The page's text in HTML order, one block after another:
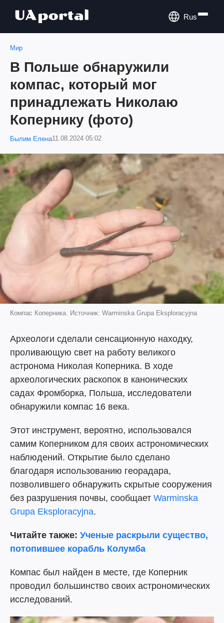
Rus
Мир
В Польше обнаружили
компас, который мог
принадлежать Николаю
Копернику (фото)
Былим Елена11.08.2024 05:02
Компас Коперника. Источник: Warminska Grupa Eksploracyjna
Археологи сделали сенсационную находку,
проливающую свет на работу великого
астронома Николая Коперника. В ходе
археологических раскопок в канонических
садах Фромборка, Польша, исследователи
обнаружили компас 16 века.
Этот инструмент, вероятно, использовался
самим Коперником для своих астрономических
наблюдений. Открытие было сделано
благодаря использованию георадара,
позволившего обнаружить скрытые сооружения
без разрушения почвы, сообщает Warminska
Grupa Eksploracyjna.
Читайте также: Ученые раскрыли существо,
потопившее корабль Колумба
Компас был найден в месте, где Коперник
проводил большинство своих астрономических
исследований.